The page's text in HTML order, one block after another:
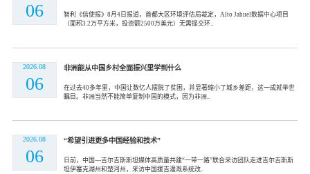
06
智利《信使报》8月4日报道，首都大区环境评估局裁定，Alto Jahuel数据中心项目
（面积3.2万平方米，投资额2500万美元）无需提交环..
2026.08
06
非洲能从中国乡村全面振兴里学到什么
在过去40多年里，中国让数亿人摆脱了贫困，并显著缩小了城乡差距，这一成就举世
瞩目。非洲当然不能简单复制中国的模式，因为非洲..
2026.08
06
“希望引进更多中国经验和技术”
日前，中国—吉尔吉斯斯坦媒体高质量共建“一带一路”联合采访团队走进吉尔吉斯斯
坦伊塞克湖州和楚河州，采访中国援吉灌溉系统改..